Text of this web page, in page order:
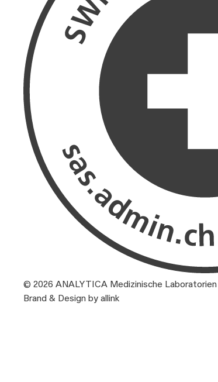
© 2026 ANALYTICA Medizinische
Brand & Design by allink